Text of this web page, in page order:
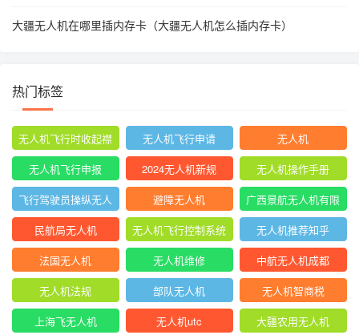
大疆无人机在哪里插内存卡（大疆无人机怎么插内存卡）
热门标签
无人机飞行时收起襟
翼
无人机飞行申请
无人机
无人机飞行申报
2024无人机新规
无人机操作手册
飞行驾驶员操纵无人
机坡度转弯时
避障无人机
广西景航无人机有限
公司官网首页
民航局无人机
无人机飞行控制系统
中的pid控制器
无人机推荐知乎
法国无人机
无人机维修
中航无人机成都
无人机法规
部队无人机
无人机智商税
上海飞无人机
无人机utc 大疆农用无人机